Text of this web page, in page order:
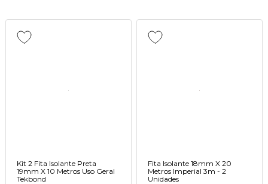
Kit 2 Fita Isolante Preta
19mm X 10 Metros Uso Geral
Tekbond
Fita Isolante 18mm X 20
Metros Imperial 3m - 2
Unidades